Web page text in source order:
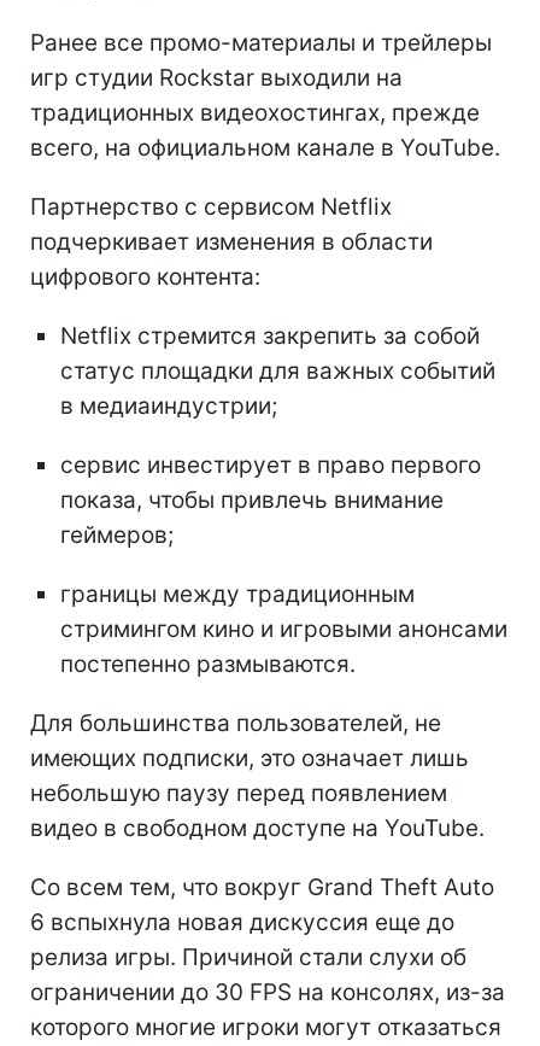
Ранее все промо-материалы и трейлеры
игр студии Rockstar выходили на
традиционных видеохостингах, прежде
всего, на официальном канале в YouTube.
Партнерство с сервисом Netflix
подчеркивает изменения в области
цифрового контента:
Netflix стремится закрепить за собой
статус площадки для важных событий
в медиаиндустрии;
сервис инвестирует в право первого
показа, чтобы привлечь внимание
геймеров;
границы между традиционным
стримингом кино и игровыми анонсами
постепенно размываются.
Для большинства пользователей, не
имеющих подписки, это означает лишь
небольшую паузу перед появлением
видео в свободном доступе на YouTube.
Со всем тем, что вокруг Grand Theft Auto
6 вспыхнула новая дискуссия еще до
релиза игры. Причиной стали слухи об
ограничении до 30 FPS на консолях, из-за
которого многие игроки могут отказаться